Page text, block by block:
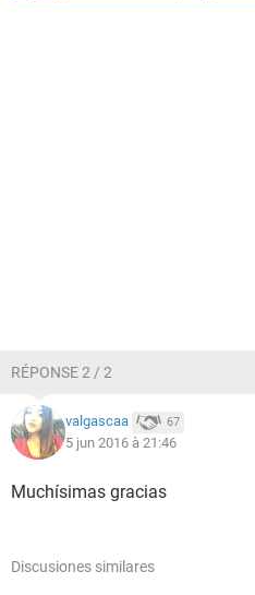
RÉPONSE 2 / 2
valgascaa 67
5 jun 2016 à 21:46
Muchísimas gracias
Discusiones similares